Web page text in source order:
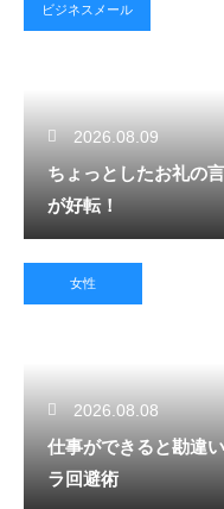
ビジネスメール
2026.08.09
ちょっとしたお礼の
が好転！
女性
2026.08.08
仕事ができると勘違
ラ回避術